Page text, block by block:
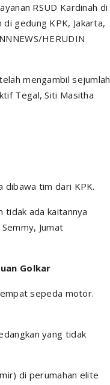
RSUD Kardinah di
gedung KPK, Jakarta,
HERUDIN
mengambil sejumlah
Tegal, Siti Masitha
dibawa tim dari KPK.
tidak ada kaitannya
Jumat
Golkar
sepeda motor.
yang tidak
di perumahan elite